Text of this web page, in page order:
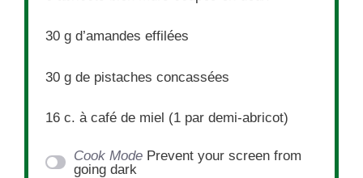
30 g d’amandes effilées
30 g de pistaches concassées
16 c. à café de miel (1 par demi-abricot)
Cook Mode Prevent your screen from
going dark